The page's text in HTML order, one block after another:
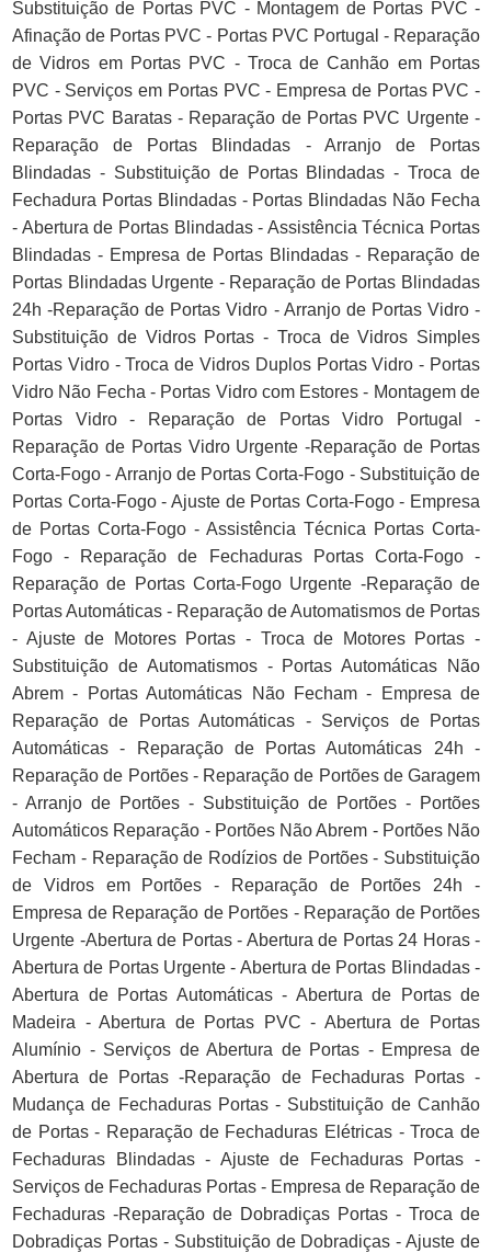
Substituição de Portas PVC - Montagem de Portas PVC -
Afinação de Portas PVC - Portas PVC Portugal - Reparação
de Vidros em Portas PVC - Troca de Canhão em Portas
PVC - Serviços em Portas PVC - Empresa de Portas PVC -
Portas PVC Baratas - Reparação de Portas PVC Urgente -
Reparação de Portas Blindadas - Arranjo de Portas
Blindadas - Substituição de Portas Blindadas - Troca de
Fechadura Portas Blindadas - Portas Blindadas Não Fecha
- Abertura de Portas Blindadas - Assistência Técnica Portas
Blindadas - Empresa de Portas Blindadas - Reparação de
Portas Blindadas Urgente - Reparação de Portas Blindadas
24h -Reparação de Portas Vidro - Arranjo de Portas Vidro -
Substituição de Vidros Portas - Troca de Vidros Simples
Portas Vidro - Troca de Vidros Duplos Portas Vidro - Portas
Vidro Não Fecha - Portas Vidro com Estores - Montagem de
Portas Vidro - Reparação de Portas Vidro Portugal -
Reparação de Portas Vidro Urgente -Reparação de Portas
Corta-Fogo - Arranjo de Portas Corta-Fogo - Substituição de
Portas Corta-Fogo - Ajuste de Portas Corta-Fogo - Empresa
de Portas Corta-Fogo - Assistência Técnica Portas Corta-
Fogo - Reparação de Fechaduras Portas Corta-Fogo -
Reparação de Portas Corta-Fogo Urgente -Reparação de
Portas Automáticas - Reparação de Automatismos de Portas
- Ajuste de Motores Portas - Troca de Motores Portas -
Substituição de Automatismos - Portas Automáticas Não
Abrem - Portas Automáticas Não Fecham - Empresa de
Reparação de Portas Automáticas - Serviços de Portas
Automáticas - Reparação de Portas Automáticas 24h -
Reparação de Portões - Reparação de Portões de Garagem
- Arranjo de Portões - Substituição de Portões - Portões
Automáticos Reparação - Portões Não Abrem - Portões Não
Fecham - Reparação de Rodízios de Portões - Substituição
de Vidros em Portões - Reparação de Portões 24h -
Empresa de Reparação de Portões - Reparação de Portões
Urgente -Abertura de Portas - Abertura de Portas 24 Horas -
Abertura de Portas Urgente - Abertura de Portas Blindadas -
Abertura de Portas Automáticas - Abertura de Portas de
Madeira - Abertura de Portas PVC - Abertura de Portas
Alumínio - Serviços de Abertura de Portas - Empresa de
Abertura de Portas -Reparação de Fechaduras Portas -
Mudança de Fechaduras Portas - Substituição de Canhão
de Portas - Reparação de Fechaduras Elétricas - Troca de
Fechaduras Blindadas - Ajuste de Fechaduras Portas -
Serviços de Fechaduras Portas - Empresa de Reparação de
Fechaduras -Reparação de Dobradiças Portas - Troca de
Dobradiças Portas - Substituição de Dobradiças - Ajuste de